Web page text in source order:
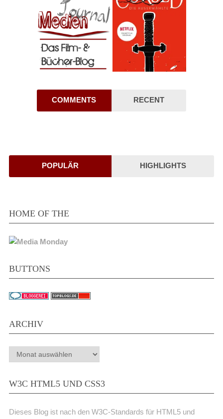
COMMENTS RECENT
POPULÄR HIGHLIGHTS
HOME OF THE
BUTTONS
ARCHIV
Archiv
W3C HTML5 UND CSS3
Dieses Blog ist nach den W3C-Standards für HTML5 und